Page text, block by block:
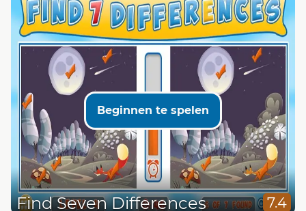
Beginnen te spelen
Find Seven Differences 7.4